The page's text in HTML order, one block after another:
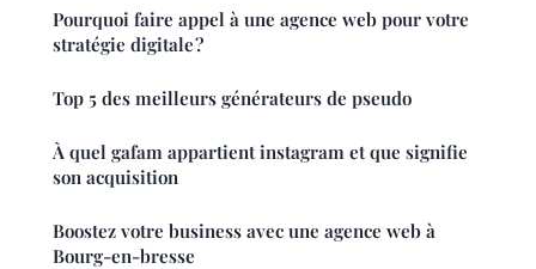
Pourquoi faire appel à une agence web pour votre
stratégie digitale ?
Top 5 des meilleurs générateurs de pseudo
À quel gafam appartient instagram et que signifie
son acquisition
Boostez votre business avec une agence web à
Bourg-en-bresse